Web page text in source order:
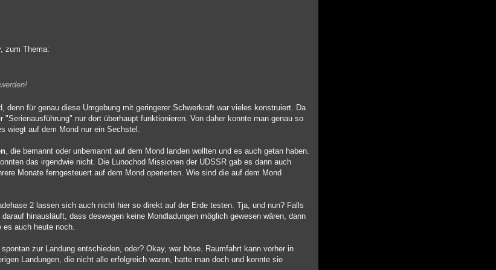
zum Thema:
für genau diese Umgebung mit geringerer Schwerkraft war vieles konstruiert. Da
nur dort überhaupt funktionieren. Von daher konnte man genau so
wiegt auf dem Mond nur ein Sechstel.
, die bemannt oder unbemannt auf dem Mond landen wollten und es auch getan haben.
das irgendwie nicht. Die Lunochod Missionen der UDSSR gab es dann auch
Monate ferngesteuert auf dem Mond operierten. Wie sind die auf dem Mond
2 lassen sich auch nicht hier so direkt auf der Erde testen. Tja, und nun? Falls
hinausläuft, dass deswegen keine Mondladungen möglich gewesen wären, dann
es auch heute noch.
zur Landung entschieden, oder? Okay, war böse. Raumfahrt kann vorher in
Landungen, die nicht alle erfolgreich waren, hatte man doch und konnte sie